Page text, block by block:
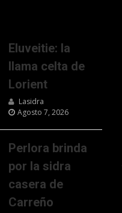
Eluveitie: la
llama celta de
Lorient
Lasidra
Agosto 7, 2026
Perlora brinda
por la sidra
casera de
Carreño